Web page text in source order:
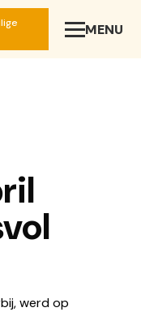
MENU
SLUIT
werd op